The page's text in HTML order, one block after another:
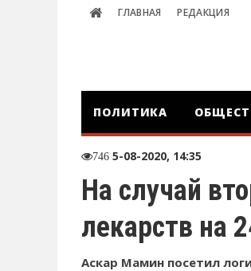
ГЛАВНАЯ РЕДАКЦИЯ
ПОЛИТИКА
746 5-08-2020, 14:35
На случай
лекарств на
Аскар Мамин посетил